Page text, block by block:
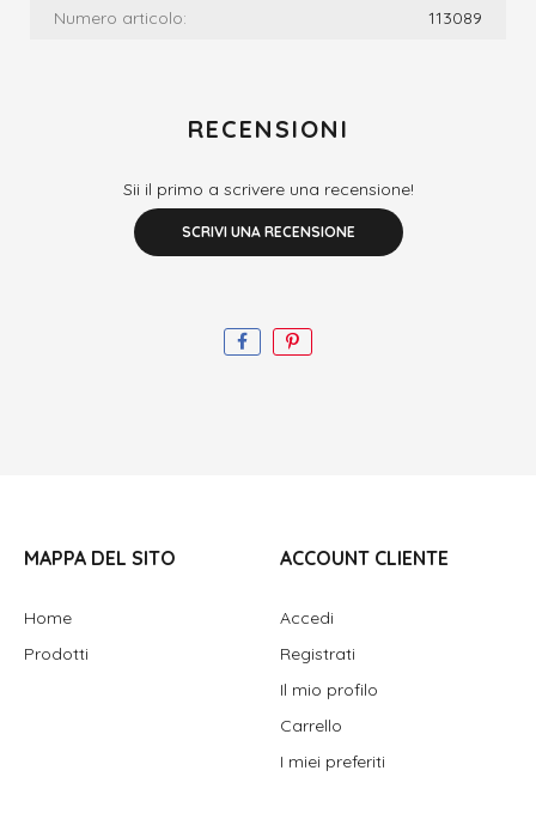
Numero articolo: 113089
RECENSIONI
Sii il primo a scrivere una recensione!
SCRIVI UNA RECENSIONE
MAPPA DEL SITO
Home
Prodotti
ACCOUNT CLIENTE
Accedi
Registrati
Il mio profilo
Carrello
I miei preferiti